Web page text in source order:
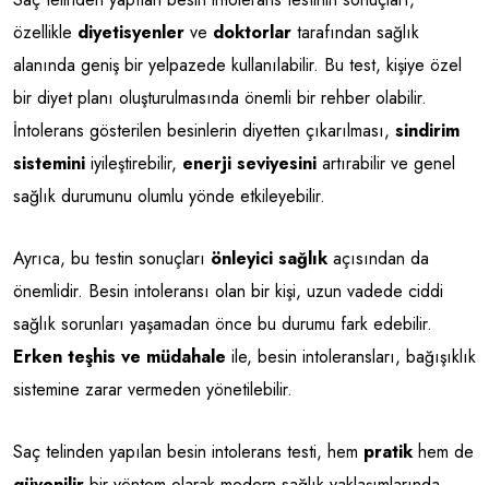
özellikle diyetisyenler ve doktorlar tarafından sağlık
alanında geniş bir yelpazede kullanılabilir. Bu test, kişiye özel
bir diyet planı oluşturulmasında önemli bir rehber olabilir.
İntolerans gösterilen besinlerin diyetten çıkarılması, sindirim
sistemini iyileştirebilir, enerji seviyesini artırabilir ve genel
sağlık durumunu olumlu yönde etkileyebilir.
Ayrıca, bu testin sonuçları önleyici sağlıkaçısından da
önemlidir. Besin intoleransı olan bir kişi, uzun vadede ciddi
sağlık sorunları yaşamadan önce bu durumu fark edebilir.
Erken teşhis ve müdahale ile, besin intoleransları, bağışıklık
sistemine zarar vermeden yönetilebilir.
Saç telinden yapılan besin intolerans testi, hem pratikhem de